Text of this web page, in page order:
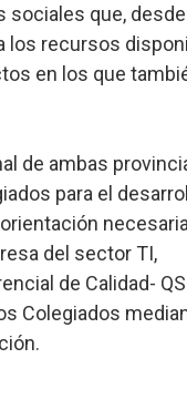
sociales que,
los recursos
en los que
de ambas
para el
necesaria
del sector TI,
de Calidad-
Colegiados